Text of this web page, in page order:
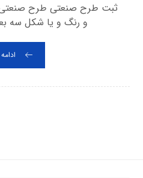
ثبت طرح صنعتی طرح
و رنگ و یا شکل سه